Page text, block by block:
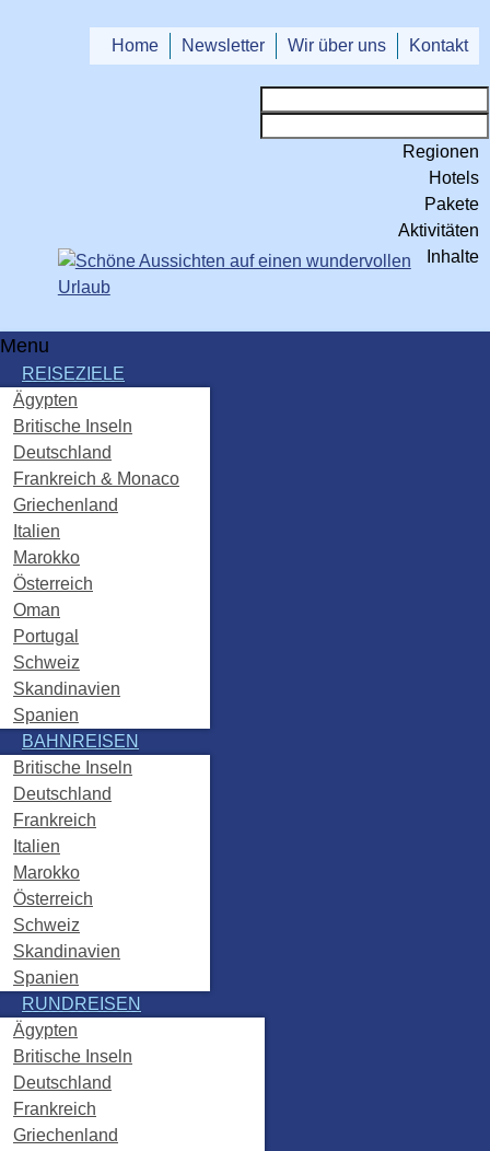
Home Newsletter Wir über uns Kontakt
Regionen
Hotels
Pakete
Aktivitäten
Inhalte
Menu
REISEZIELE
Ägypten
Britische Inseln
Deutschland
Frankreich & Monaco
Griechenland
Italien
Marokko
Österreich
Oman
Portugal
Schweiz
Skandinavien
Spanien
BAHNREISEN
Britische Inseln
Deutschland
Frankreich
Italien
Marokko
Österreich
Schweiz
Skandinavien
Spanien
RUNDREISEN
Ägypten
Britische Inseln
Deutschland
Frankreich
Griechenland